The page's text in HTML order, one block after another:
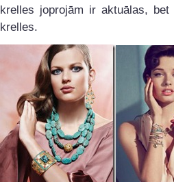
krelles joprojām ir aktuālas,
krelles.